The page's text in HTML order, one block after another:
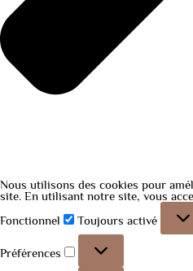
Nous utilisons des cookies pour
site. En utilisant notre site, vous
Fonctionnel
Toujours activé
Préférences